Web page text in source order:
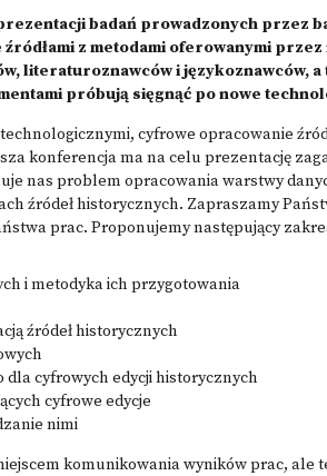
badań prowadzonych przez
z metodami oferowanymi
literaturoznawców i językoznawców, a
próbują sięgnąć po nowe
cyfrowe opracowanie
konferencja ma na celu prezentację
nas problem opracowania warstwy
źródeł historycznych. Zapraszamy
prac. Proponujemy następujący
i metodyka ich przygotowania
źródeł historycznych
cyfrowych edycji historycznych
cyfrowe edycje
nimi
komunikowania wyników prac, ale